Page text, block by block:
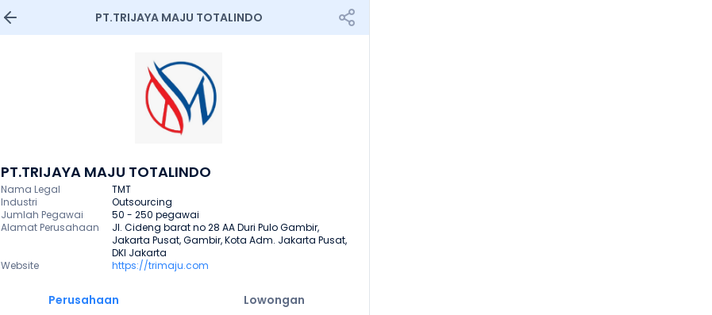
PT.TRIJAYA MAJU TOTALINDO
PT.TRIJAYA MAJU TOTALINDO
Nama Legal
TMT
Industri
Outsourcing
Jumlah Pegawai
50 - 250 pegawai
Alamat Perusahaan
Jl. Cideng barat no 28 AA Duri Pulo Gambir,
Jakarta Pusat, Gambir, Kota Adm. Jakarta Pusat,
DKI Jakarta
Website
https://trimaju.com
Perusahaan Lowongan